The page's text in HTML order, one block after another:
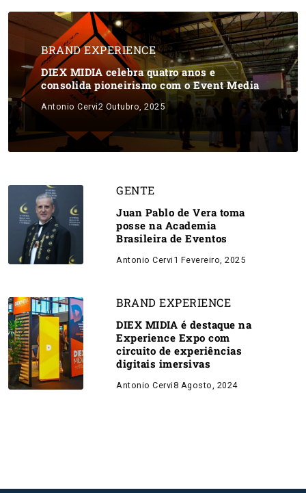
BRAND EXPERIENCE
DIEX MIDIA celebra quatro anos e
consolida pioneirismo com o Event Media
Antonio Cervi2 Outubro, 2025
GENTE
Juan Pablo de Vera toma
posse na Academia
Brasileira de Eventos
Antonio Cervi 1 Fevereiro, 2025
BRAND EXPERIENCE
DIEX MIDIA é destaque na
Experience Expo com
circuito de experiências
digitais imersivas
Antonio Cervi8 Agosto, 2024